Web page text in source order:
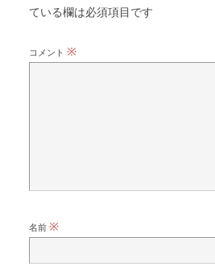
ている欄は必須項目です
コメント ※
名前 ※